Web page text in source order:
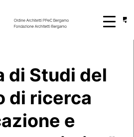
di Studi del
di ricerca
e